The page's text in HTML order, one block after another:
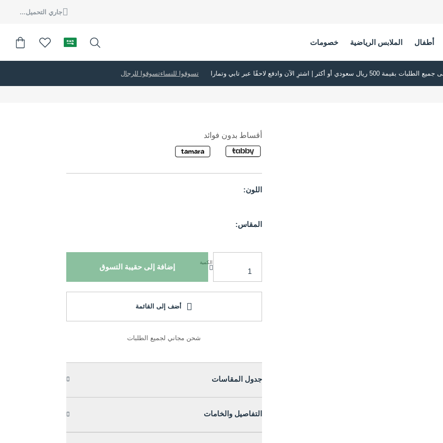
جاري التحميل...
أطفال الملابس الرياضية خصومات
تسوقوا للنساءتسوقوا للرجال
أقساط بدون فوائد
اللون:
المقاس:
الكمية
إضافة إلى حقيبة التسوق
أضف إلى القائمة
شحن مجاني لجميع الطلبات
جدول المقاسات
التفاصيل والخامات